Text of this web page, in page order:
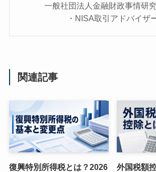
一般社団法人金融財政事情研
・NISA取引アドバイザ
関連記事
復興特別所得税とは？2026
外国税額